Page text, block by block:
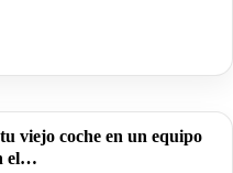
viejo coche en un equipo
el…